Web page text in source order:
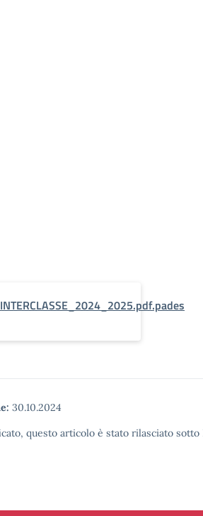
30.10.2024
questo articolo è stato rilasciato